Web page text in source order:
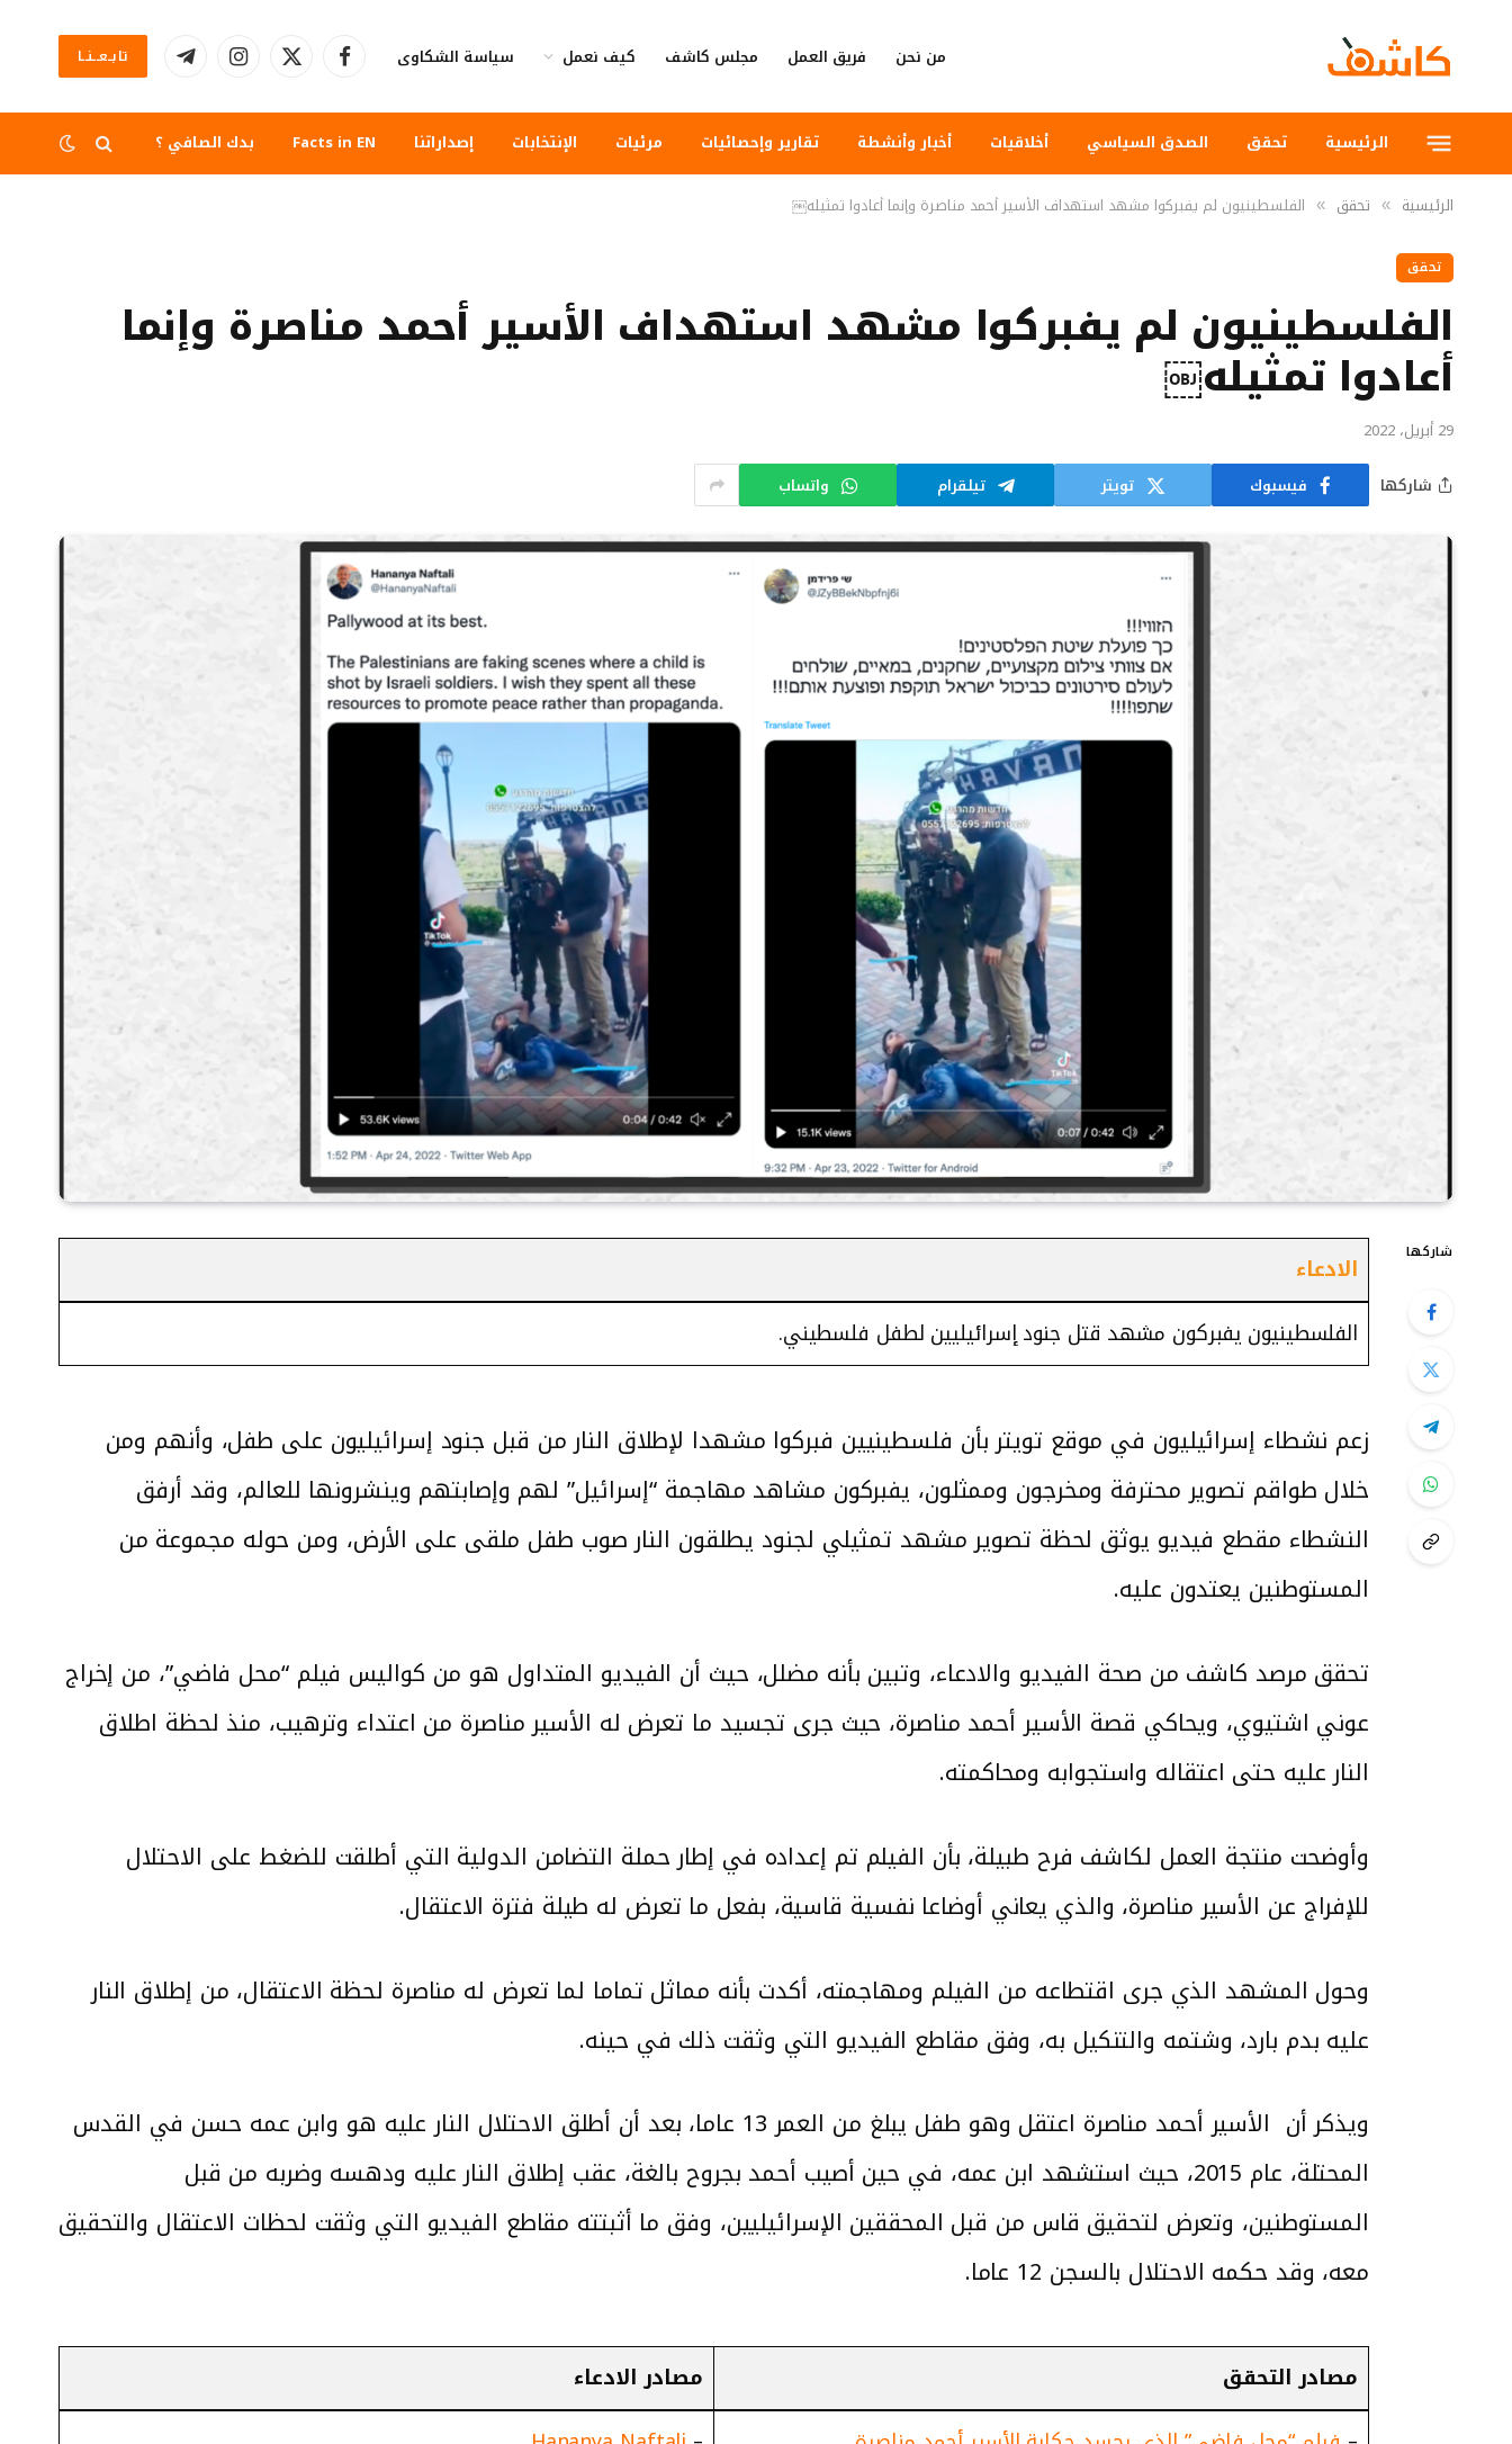
من نحن فريق العمل مجلس كاشف كيف نعمل سياسة الشكاوى فيسبوكX الانستغرامتيلقرام تابــعــنــا
الرئيسية تحقق الصدق السياسي أخلاقيات أخبار وأنشطة تقارير وإحصائيات مرئيات الإنتخابات إصداراتنا Facts in EN بدك الصافي ؟
الرئيسية » تحقق » الفلسطينيون لم يفبركوا مشهد استهداف الأسير أحمد مناصرة وإنما أعادوا تمثيله￼
تحقق
الفلسطينيون لم يفبركوا مشهد استهداف الأسير أحمد مناصرة وإنما
أعادوا تمثيله￼
29 أبريل، 2022
شاركها
فيسبوك تويتر تيلقرام واتساب
شاركها
الادعاء
الفلسطينيون يفبركون مشهد قتل جنود إسرائيليين لطفل فلسطيني.
زعم نشطاء إسرائيليون في موقع تويتر بأن فلسطينيين فبركوا مشهدا لإطلاق النار من قبل جنود إسرائيليون على طفل، وأنهم ومن
خلال طواقم تصوير محترفة ومخرجون وممثلون، يفبركون مشاهد مهاجمة “إسرائيل” لهم وإصابتهم وينشرونها للعالم، وقد أرفق
النشطاء مقطع فيديو يوثق لحظة تصوير مشهد تمثيلي لجنود يطلقون النار صوب طفل ملقى على الأرض، ومن حوله مجموعة من
المستوطنين يعتدون عليه.
تحقق مرصد كاشف من صحة الفيديو والادعاء، وتبين بأنه مضلل، حيث أن الفيديو المتداول هو من كواليس فيلم “محل فاضي”، من إخراج
عوني اشتيوي، ويحاكي قصة الأسير أحمد مناصرة، حيث جرى تجسيد ما تعرض له الأسير مناصرة من اعتداء وترهيب، منذ لحظة اطلاق
النار عليه حتى اعتقاله واستجوابه ومحاكمته.
وأوضحت منتجة العمل لكاشف فرح طبيلة، بأن الفيلم تم إعداده في إطار حملة التضامن الدولية التي أطلقت للضغط على الاحتلال
للإفراج عن الأسير مناصرة، والذي يعاني أوضاعا نفسية قاسية، بفعل ما تعرض له طيلة فترة الاعتقال.
وحول المشهد الذي جرى اقتطاعه من الفيلم ومهاجمته، أكدت بأنه مماثل تماما لما تعرض له مناصرة لحظة الاعتقال، من إطلاق النار
عليه بدم بارد، وشتمه والتنكيل به، وفق مقاطع الفيديو التي وثقت ذلك في حينه.
ويذكر أن الأسير أحمد مناصرة اعتقل وهو طفل يبلغ من العمر 13 عاما، بعد أن أطلق الاحتلال النار عليه هو وابن عمه حسن في القدس
المحتلة، عام 2015، حيث استشهد ابن عمه، في حين أصيب أحمد بجروح بالغة، عقب إطلاق النار عليه ودهسه وضربه من قبل
المستوطنين، وتعرض لتحقيق قاس من قبل المحققين الإسرائيليين، وفق ما أثبتته مقاطع الفيديو التي وثقت لحظات الاعتقال والتحقيق
معه، وقد حكمه الاحتلال بالسجن 12 عاما.
مصادر التحقق
مصادر الادعاء